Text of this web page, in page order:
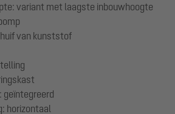
variant met laagste inbouwhoogte
van kunststof
geïntegreerd
horizontaal